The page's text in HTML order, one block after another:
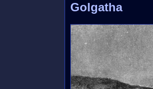
Golgatha